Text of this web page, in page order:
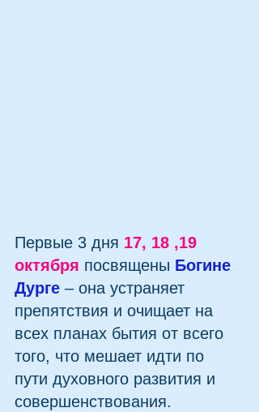
Первые 3 дня 17, 18 ,19
октября посвящены Богине
Дурге – она устраняет
препятствия и очищает на
всех планах бытия от всего
того, что мешает идти по
пути духовного развития и
совершенствования.